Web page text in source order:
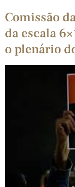
Comissão
da escala
o plenário